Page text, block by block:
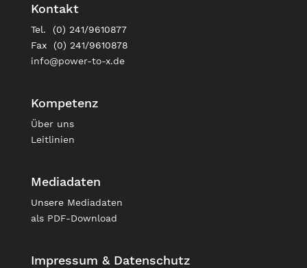
Kontakt
Tel. (0) 241/9610877
Fax (0) 241/9610878
info@power-to-x.de
Kompetenz
Über uns
Leitlinien
Mediadaten
Unsere Mediadaten
als PDF-Download
Impressum & Datenschutz